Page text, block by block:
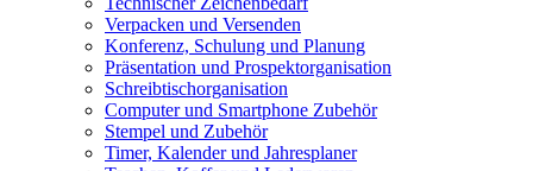
Verpacken und Versenden
Konferenz, Schulung und Planung
Präsentation und Prospektorganisation
Schreibtischorganisation
Computer und Smartphone Zubehör
Stempel und Zubehör
Timer, Kalender und Jahresplaner